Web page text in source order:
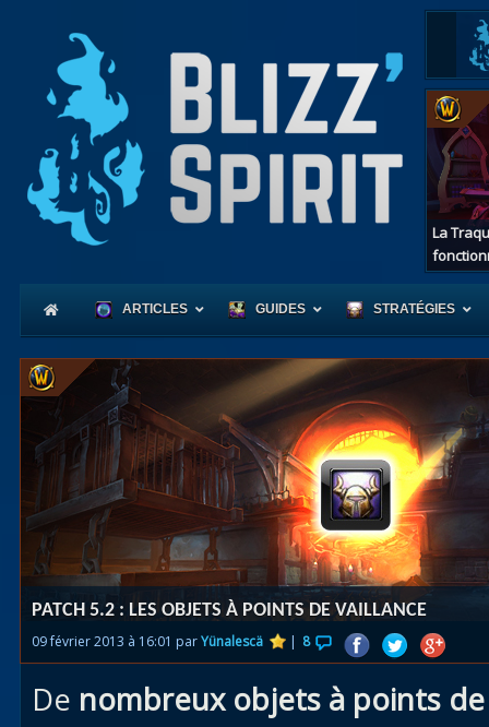
La
ARTICLES GUIDES
Coeur
Races
alliées
des îles
STRATÉGIES
PATCH 5.2 : LES OBJETS À POINTS DE VAILLANCE
09 février 2013 à 16:01 parYünalescä | 8
De nombreux objets à points